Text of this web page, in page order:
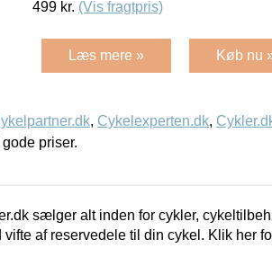
499 kr. (Vis fragtpris)
Læs mere » Køb nu
, Cykelexperten.dk,
priser.
sælger alt inden for cykler,
vifte af reservedele til din cykel. Klik her